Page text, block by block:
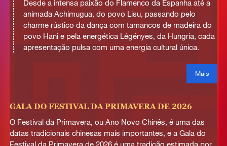
Desde a intensa paixão do Flamenco da Espanha até a
animada Achimugua, do povo Lisu, passando pelo
charme rústico da dança com tamancos de madeira do
povo Hani e pela energética Légényes, da Hungria, cada
apresentação pulsa com uma energia cultural única.
Mais
GALA DO FESTIVAL DA PRIMAVERA DE 2026
O Festival da Primavera, ou Ano Novo Chinês, é uma das
datas tradicionais chinesas mais importantes, e a Gala do
Festival da Primavera de 2026 é uma tradição estimada por